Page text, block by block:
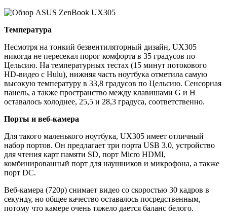
Температура
Несмотря на тонкий безвентиляторный дизайн, UX305
никогда не пересекал порог комфорта в 35 градусов по
Цельсию. На температурных тестах (15 минут потокового
HD-видео с Hulu), нижняя часть ноутбука отметила самую
высокую температуру в 33,8 градусов по Цельсию. Сенсорная
панель, а также пространство между клавишами G и H
оставалось холоднее, 25,5 и 28,3 градуса, соответственно.
Порты и веб-камера
Для такого маленького ноутбука, UX305 имеет отличный
набор портов. Он предлагает три порта USB 3.0, устройство
для чтения карт памяти SD, порт Micro HDMI,
комбинированный порт для наушников и микрофона, а также
порт DC.
Веб-камера (720р) снимает видео со скоростью 30 кадров в
секунду, но общее качество оставалось посредственным,
потому что камере очень тяжело дается баланс белого.